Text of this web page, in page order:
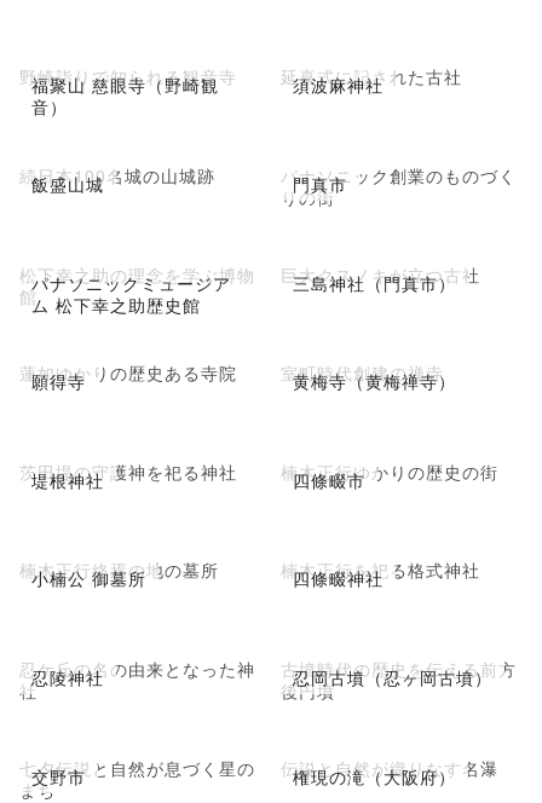
福聚山 慈眼寺（野崎観
音）
野崎詣りで知られる観音寺 須波麻神社
延喜式に記された古社
飯盛山城
続日本100名城の山城跡 門真市
パナソニック創業のものづく
りの街
パナソニックミュージア
ム 松下幸之助歴史館
松下幸之助の理念を学ぶ博物
館
三島神社（門真市）
巨大クスノキが立つ古社
願得寺
蓮如ゆかりの歴史ある寺院 黄梅寺（黄梅禅寺）
室町時代創建の禅寺
堤根神社
茨田堤の守護神を祀る神社 四條畷市
楠木正行ゆかりの歴史の街
小楠公 御墓所
楠木正行終焉の地の墓所 四條畷神社
楠木正行を祀る格式神社
忍陵神社
忍ケ丘の名の由来となった神
社
忍岡古墳（忍ヶ岡古墳）
古墳時代の歴史を伝える前方
後円墳
交野市
七夕伝説と自然が息づく星の
まち
権現の滝（大阪府）
伝説と自然が織りなす名瀑